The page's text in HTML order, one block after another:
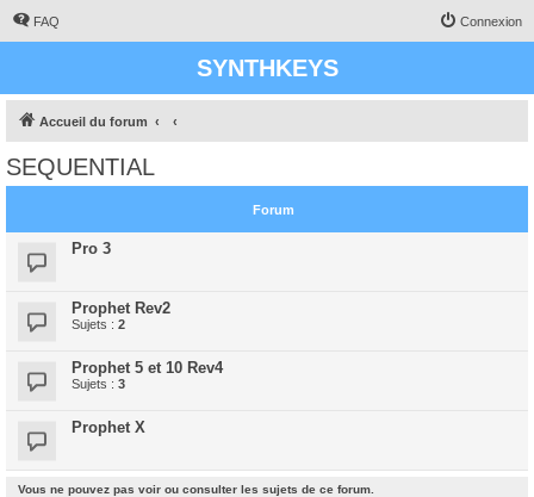
FAQ Connexion
SYNTHKEYS
Accueil du forum
SEQUENTIAL
Forum
Pro 3
Prophet Rev2
Sujets : 2
Prophet 5 et 10 Rev4
Sujets : 3
Prophet X
Vous ne pouvez pas voir ou consulter les sujets de ce forum.